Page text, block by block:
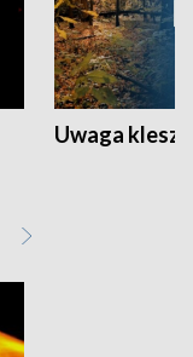
Uwaga